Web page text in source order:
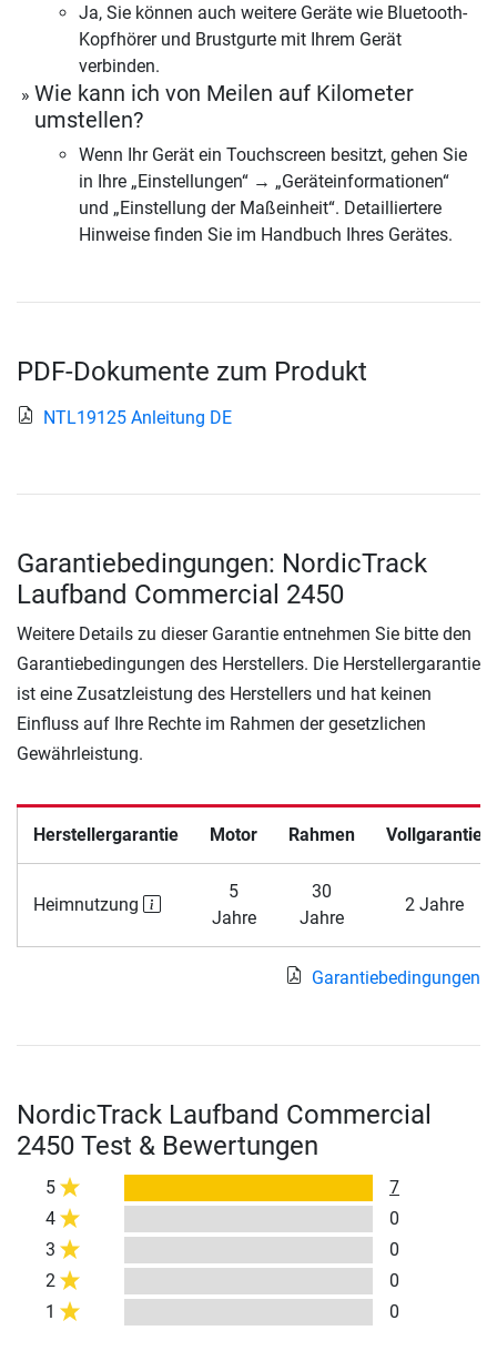
Ja, Sie können auch weitere Geräte wie Bluetooth-
Kopfhörer und Brustgurte mit Ihrem Gerät
verbinden.
Wie kann ich von Meilen auf Kilometer
umstellen?
Wenn Ihr Gerät ein Touchscreen besitzt, gehen Sie
in Ihre „Einstellungen“ → „Geräteinformationen“
und „Einstellung der Maßeinheit“. Detailliertere
Hinweise finden Sie im Handbuch Ihres Gerätes.
PDF-Dokumente zum Produkt
NTL19125 Anleitung DE
Garantiebedingungen: NordicTrack
Laufband Commercial 2450
Weitere Details zu dieser Garantie entnehmen Sie bitte den
Garantiebedingungen des Herstellers. Die Herstellergarantie
ist eine Zusatzleistung des Herstellers und hat keinen
Einfluss auf Ihre Rechte im Rahmen der gesetzlichen
Gewährleistung.
Herstellergarantie Motor Rahmen Vollgarantie
Heimnutzung
5
Jahre
30
Jahre
2 Jahre
Garantiebedingungen
NordicTrack Laufband Commercial
2450 Test & Bewertungen
5
7
4
0
3
0
2
0
1
0